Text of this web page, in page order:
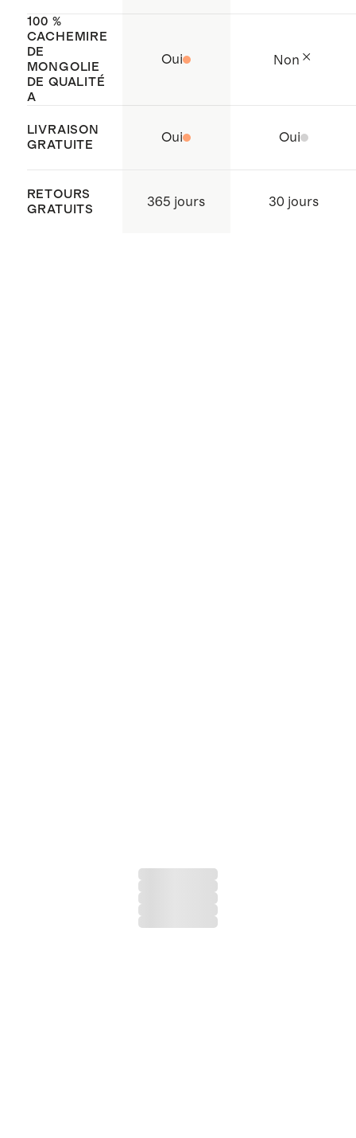
100 %
CACHEMIRE
DE
MONGOLIE
DE QUALITÉ
A
Oui Non
LIVRAISON
GRATUITE
Oui Oui
RETOURS
GRATUITS
365 jours 30 jours